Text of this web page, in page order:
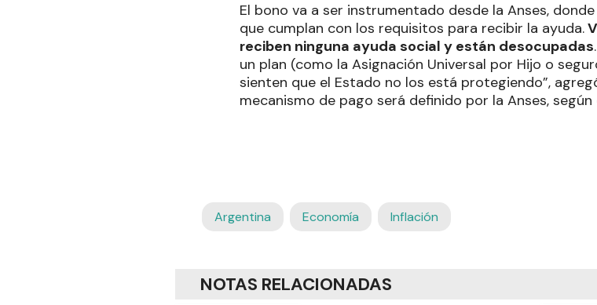
El bono va a ser instrumentado desde la Anses,
que cumplan con los requisitos para recibir la ayuda.
reciben ninguna ayuda social y están desocupadas
un plan (como la Asignación Universal por Hijo o
sienten que el Estado no los está protegiendo”,
mecanismo de pago será definido por la Anses,
Argentina Economía Inflación
NOTAS RELACIONADAS